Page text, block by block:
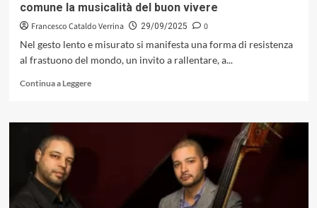
comune la musicalità del buon vivere
Francesco Cataldo Verrina 29/09/2025
0
Nel gesto lento e misurato si manifesta una forma di resistenza
al frastuono del mondo, un invito a rallentare, a...
Continua a LeggereLeggi
su